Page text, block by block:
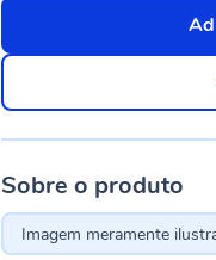
Sobre o produto
Imagem meramente